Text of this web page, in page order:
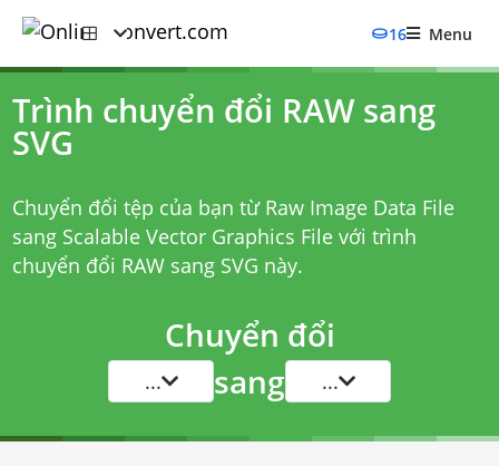
16 Menu
Trình chuyển đổi RAW sang
SVG
Chuyển đổi tệp của bạn từ Raw Image Data File
sang Scalable Vector Graphics File với trình
chuyển đổi RAW sang SVG này.
Chuyển đổi
... sang ...